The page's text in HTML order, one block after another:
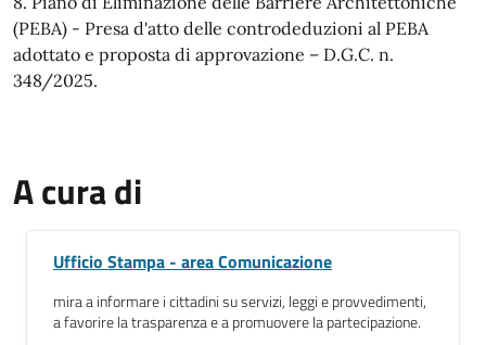
(PEBA) - Presa d'atto delle controdeduzioni al PEBA
adottato e proposta di approvazione – D.G.C. n.
348/2025.
A cura di
Ufficio Stampa - area Comunicazione
mira a informare i cittadini su servizi, leggi e provvedimenti,
a favorire la trasparenza e a promuovere la partecipazione.